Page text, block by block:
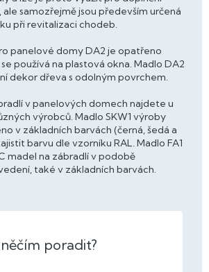
ale samozřejmě jsou především určená
při revitalizaci chodeb.
panelové domy DA2 je opatřeno
používá na plastová okna. Madlo DA2
dekor dřeva s odolným povrchem.
v panelových domech najdete u
výrobců. Madlo SKW1 výroby
v základních barvách (černá, šedá a
barvu dle vzorníku RAL. Madlo FA1
madel na zábradlí v podobě
také v základních barvách.